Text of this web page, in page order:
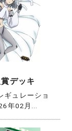
デッキ
ギュレーショ
年02月...